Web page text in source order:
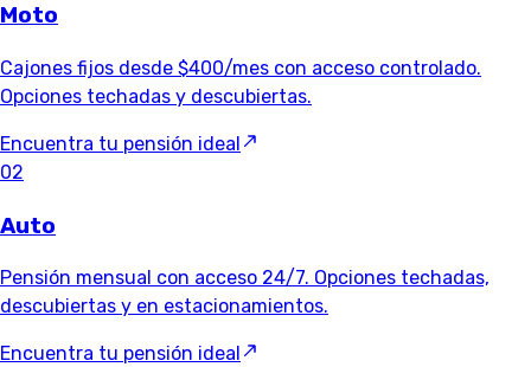
Moto
Cajones fijos desde $400/mes con acceso controlado.
Opciones techadas y descubiertas.
Encuentra tu pensión ideal
02
Auto
Pensión mensual con acceso 24/7. Opciones techadas,
descubiertas y en estacionamientos.
Encuentra tu pensión ideal